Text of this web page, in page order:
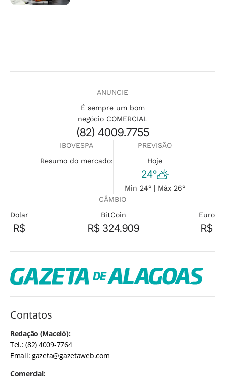
ANUNCIE
É sempre um bom
negócio COMERCIAL
(82) 4009.7755
IBOVESPA
Resumo do mercado:
PREVISÃO
Hoje
24°
Min 24° | Máx 26°
CÂMBIO
Dolar
R$
BitCoin
R$ 324.909
Euro
R$
Contatos
Redação (Maceió):
Tel.: (82) 4009-7764
Email:gazeta@gazetaweb.com
Comercial: